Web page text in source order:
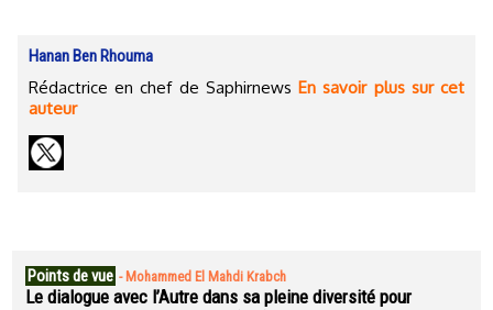
Hanan Ben Rhouma
Rédactrice en chef de Saphirnews En savoir plus sur cet
auteur
Points de vue - Mohammed El Mahdi Krabch
Le dialogue avec l’Autre dans sa pleine diversité pour